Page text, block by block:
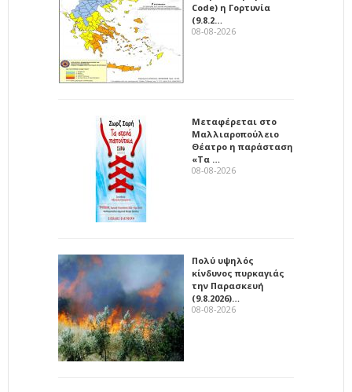
Code) η Γορτυνία
(9.8.2…
08-08-2026
Μεταφέρεται στο
Μαλλιαροπούλειο
Θέατρο η παράσταση
«Τα …
08-08-2026
Πολύ υψηλός
κίνδυνος πυρκαγιάς
την Παρασκευή
(9.8.2026)…
08-08-2026